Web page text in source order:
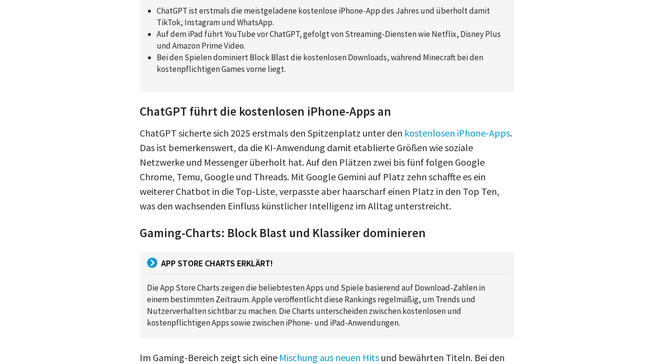
ChatGPT ist erstmals die meistgeladene kostenlose iPhone-App des Jahres und überholt damit
TikTok, Instagram und WhatsApp.
Auf dem iPad führt YouTube vor ChatGPT, gefolgt von Streaming-Diensten wie Netflix, Disney Plus
und Amazon Prime Video.
Bei den Spielen dominiert Block Blast die kostenlosen Downloads, während Minecraft bei den
kostenpflichtigen Games vorne liegt.
ChatGPT führt die kostenlosen iPhone-Apps an
ChatGPT sicherte sich 2025 erstmals den Spitzenplatz unter den kostenlosen iPhone-Apps.
Das ist bemerkenswert, da die KI-Anwendung damit etablierte Größen wie soziale
Netzwerke und Messenger überholt hat. Auf den Plätzen zwei bis fünf folgen Google
Chrome, Temu, Google und Threads. Mit Google Gemini auf Platz zehn schaffte es ein
weiterer Chatbot in die Top-Liste, verpasste aber haarscharf einen Platz in den Top Ten,
was den wachsenden Einfluss künstlicher Intelligenz im Alltag unterstreicht.
Gaming-Charts: Block Blast und Klassiker dominieren
APP STORE CHARTS ERKLÄRT!
Die App Store Charts zeigen die beliebtesten Apps und Spiele basierend auf Download-Zahlen in
einem bestimmten Zeitraum. Apple veröffentlicht diese Rankings regelmäßig, um Trends und
Nutzerverhalten sichtbar zu machen. Die Charts unterscheiden zwischen kostenlosen und
kostenpflichtigen Apps sowie zwischen iPhone- und iPad-Anwendungen.
Im Gaming-Bereich zeigt sich eine Mischung aus neuen Hits und bewährten Titeln. Bei den